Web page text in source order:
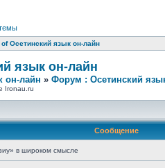
of Осетинский язык он-лайн
язык он-лайн
он-лайн » Форум : Осетинский
Ironau.ru
Сообщение
в широком смысле